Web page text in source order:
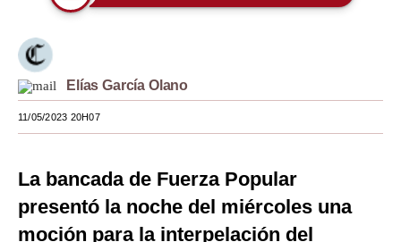
Moda
Estilos
Mundo
EEUU
Internacional
Elías García Olano
11/05/2023 20H07
La bancada de Fuerza Popular
presentó la noche del miércoles una
moción para la interpelación del